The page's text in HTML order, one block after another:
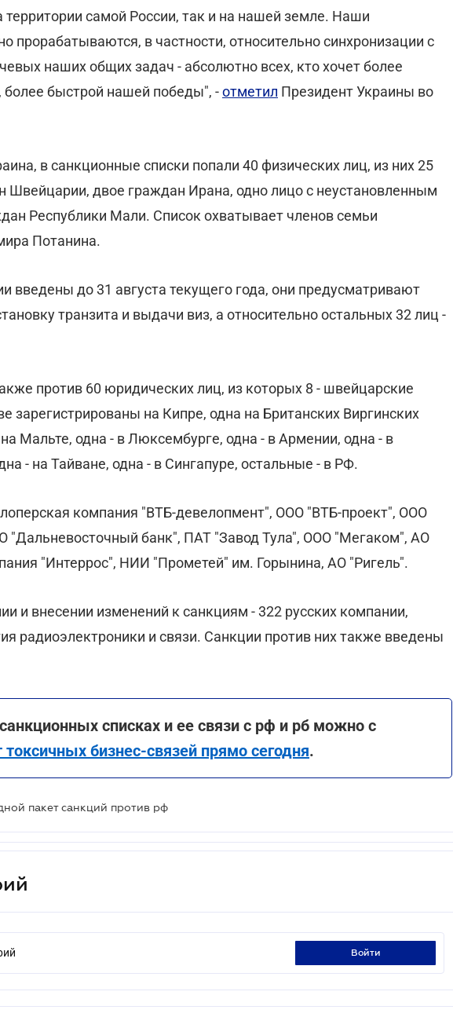
самой России, так и на нашей земле. Наши
прорабатываются, в частности, относительно синхронизации с
наших общих задач - абсолютно всех, кто хочет более
быстрой нашей победы", -отметил Президент Украины во
в санкционные списки попали 40 физических лиц, из них 25
Швейцарии, двое граждан Ирана, одно лицо с неустановленным
Республики Мали. Список охватывает членов семьи
Потанина.
введены до 31 августа текущего года, они предусматривают
транзита и выдачи виз, а относительно остальных 32 лиц -
против 60 юридических лиц, из которых 8 - швейцарские
зарегистрированы на Кипре, одна на Британских Виргинских
Мальте, одна - в Люксембурге, одна - в Армении, одна - в
- на Тайване, одна - в Сингапуре, остальные - в РФ.
компания "ВТБ-девелопмент", ООО "ВТБ-проект", ООО
"Дальневосточный банк", ПАТ "Завод Тула", ООО "Мегаком", АО
"Интеррос", НИИ "Прометей" им. Горынина, АО "Ригель".
и внесении изменений к санкциям - 322 русских компании,
радиоэлектроники и связи. Санкции против них также введены
списках и ее связи с рф и рб можно с
бизнес-связей прямо сегодня.
пакет санкций против рф
войти